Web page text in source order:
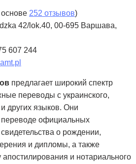
252 отзывов)
42/lok.40, 00-695 Варшава,
607 244
предлагает широкий спектр
переводы с украинского,
и других языков. Они
переводе официальных
о рождении,
и дипломы, а также
апостилирования и нотариального